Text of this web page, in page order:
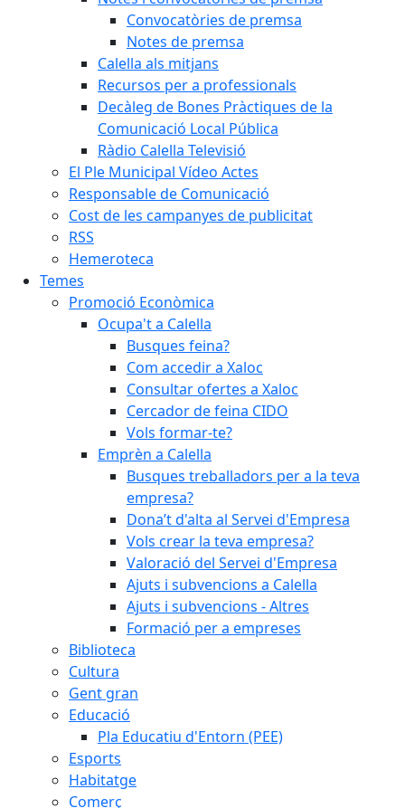
Convocatòries de premsa
Notes de premsa
Calella als mitjans
Recursos per a professionals
Decàleg de Bones Pràctiques de la
Comunicació Local Pública
Ràdio Calella Televisió
El Ple Municipal Vídeo Actes
Responsable de Comunicació
Cost de les campanyes de publicitat
RSS
Hemeroteca
Temes
Promoció Econòmica
Ocupa't a Calella
Busques feina?
Com accedir a Xaloc
Consultar ofertes a Xaloc
Cercador de feina CIDO
Vols formar-te?
Emprèn a Calella
Busques treballadors per a la teva
empresa?
Dona’t d'alta al Servei d'Empresa
Vols crear la teva empresa?
Valoració del Servei d'Empresa
Ajuts i subvencions a Calella
Ajuts i subvencions - Altres
Formació per a empreses
Biblioteca
Cultura
Gent gran
Educació
Pla Educatiu d'Entorn (PEE)
Esports
Habitatge
Comerç